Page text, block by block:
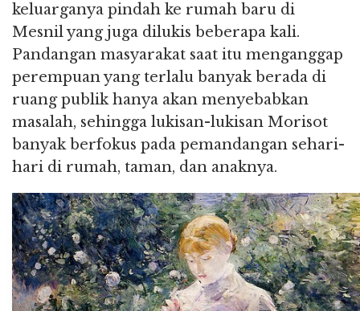
keluarganya pindah ke rumah baru di
Mesnil yang juga dilukis beberapa kali.
Pandangan masyarakat saat itu menganggap
perempuan yang terlalu banyak berada di
ruang publik hanya akan menyebabkan
masalah, sehingga lukisan-lukisan Morisot
banyak berfokus pada pemandangan sehari-
hari di rumah, taman, dan anaknya.